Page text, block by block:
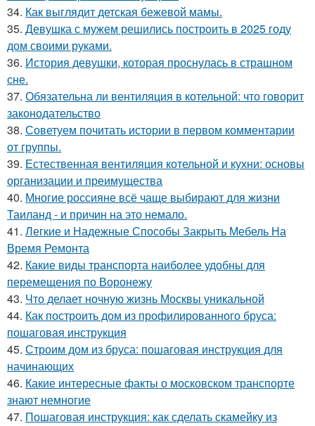
34. Как выглядит детская бежевой мамы.
35. Девушка с мужем решились построить в 2025 году
дом своими руками.
36. История девушки, которая проснулась в страшном
сне.
37. Обязательна ли вентиляция в котельной: что говорит
законодательство
38. Советуем почитать истории в первом комментарии
от группы.
39. Естественная вентиляция котельной и кухни: основы
организации и преимущества
40. Многие россияне всё чаще выбирают для жизни
Таиланд - и причин на это немало.
41. Легкие и Надежные Способы Закрыть Мебель На
Время Ремонта
42. Какие виды транспорта наиболее удобны для
перемещения по Воронежу
43. Что делает ночную жизнь Москвы уникальной
44. Как построить дом из профилированного бруса:
пошаговая инструкция
45. Строим дом из бруса: пошаговая инструкция для
начинающих
46. Какие интересные факты о московском транспорте
знают немногие
47. Пошаговая инструкция: как сделать скамейку из